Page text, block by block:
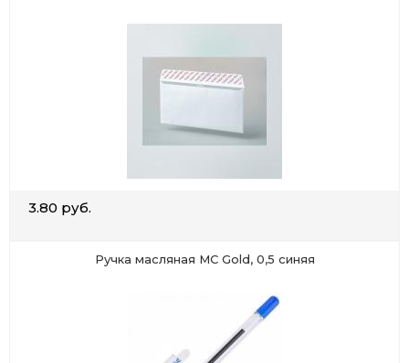
3.80 руб.
Ручка масляная MC Gold, 0,5 синяя